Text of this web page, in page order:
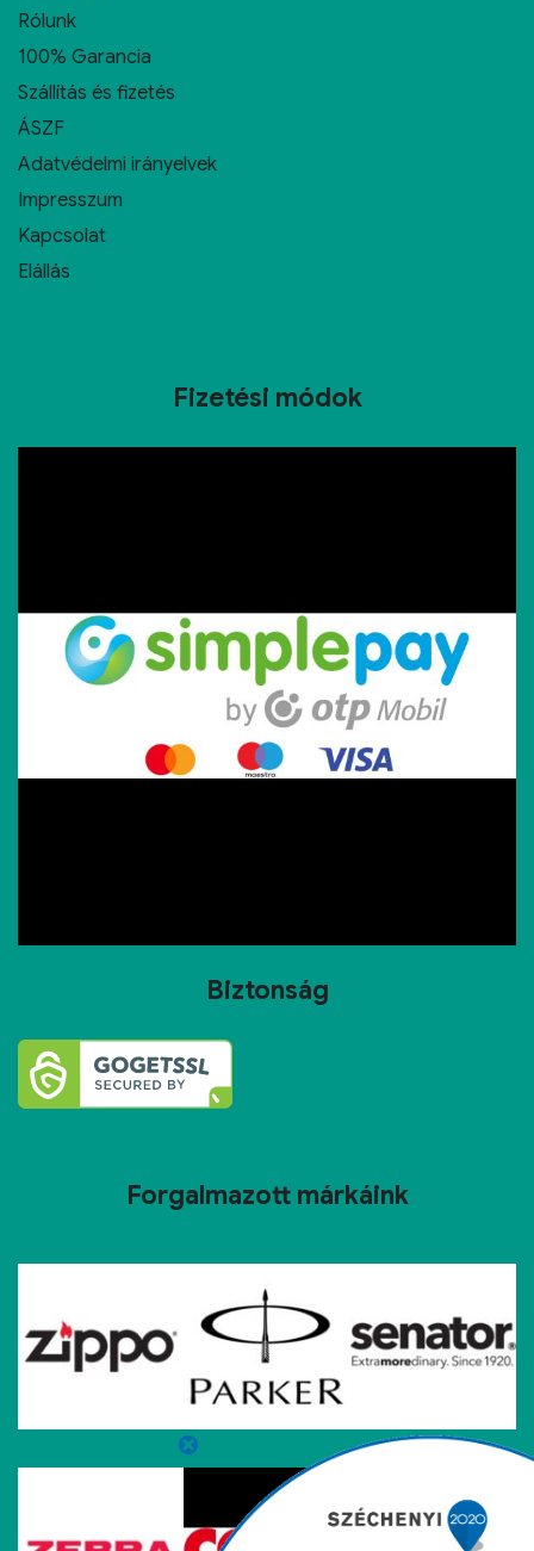
Rólunk
100% Garancia
Szállítás és fizetés
ÁSZF
Adatvédelmi irányelvek
Impresszum
Kapcsolat
Elállás
Fizetési módok
Biztonság
Forgalmazott márkáink